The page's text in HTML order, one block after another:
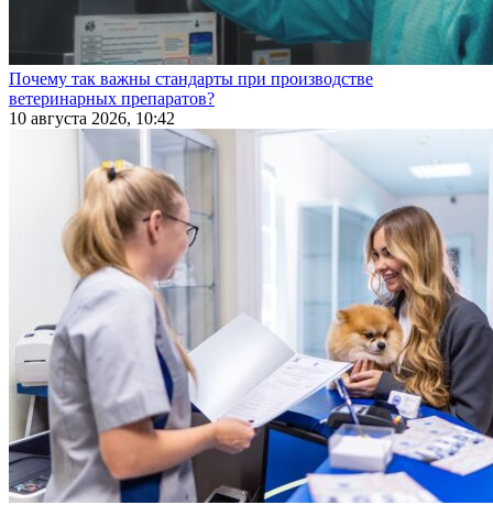
Почему так важны стандарты при производстве
ветеринарных препаратов?
10 августа 2026, 10:42